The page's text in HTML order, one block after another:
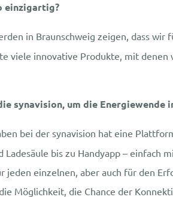
einzigartig?
in Braunschweig zeigen, dass
viele innovative Produkte, mit
synavision, um die Energiewende
bei der synavision hat eine
bis zu Handyapp – einfach
jeden einzelnen, aber auch für den
Möglichkeit, die Chance der